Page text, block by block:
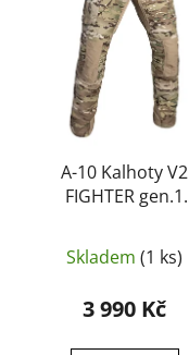
A-10 Kalhoty V2
FIGHTER gen.1
Skladem (1 ks)
3 990 Kč